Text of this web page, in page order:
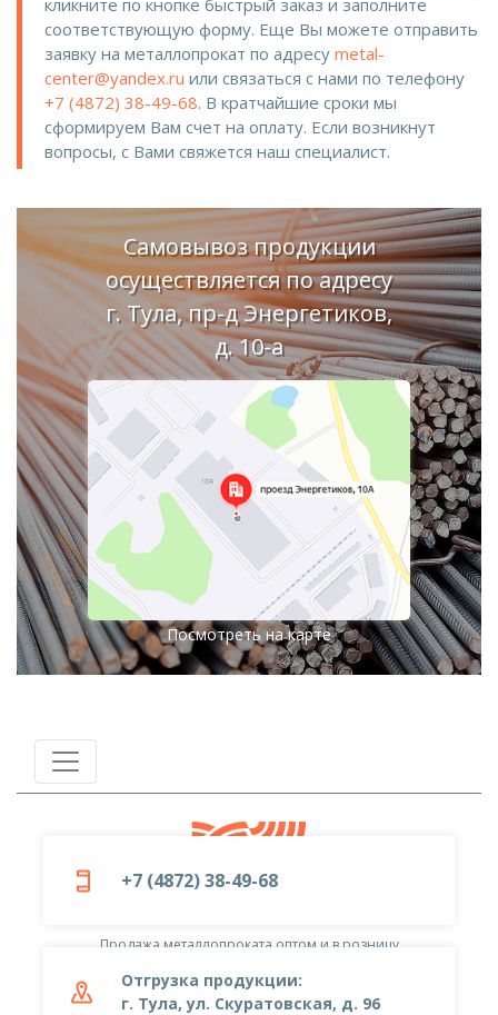
кликните по кнопке быстрый заказ и заполните
соответствующую форму. Еще Вы можете отправить
заявку на металлопрокат по адресу metal-
center@yandex.ru или связаться с нами по телефону
+7 (4872) 38-49-68. В кратчайшие сроки мы
сформируем Вам счет на оплату. Если возникнут
вопросы, с Вами свяжется наш специалист.
Самовывоз продукции
осуществляется по адресу
г. Тула, пр-д Энергетиков,
д. 10-а
Посмотреть на карте
+7 (4872) 38-49-68
Отгрузка продукции:
г. Тула, ул. Скуратовская, д. 96
Продажа металлопроката оптом и в розницу